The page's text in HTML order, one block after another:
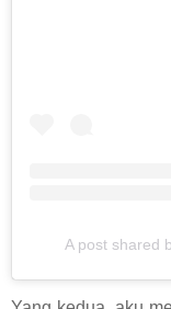
A post shared